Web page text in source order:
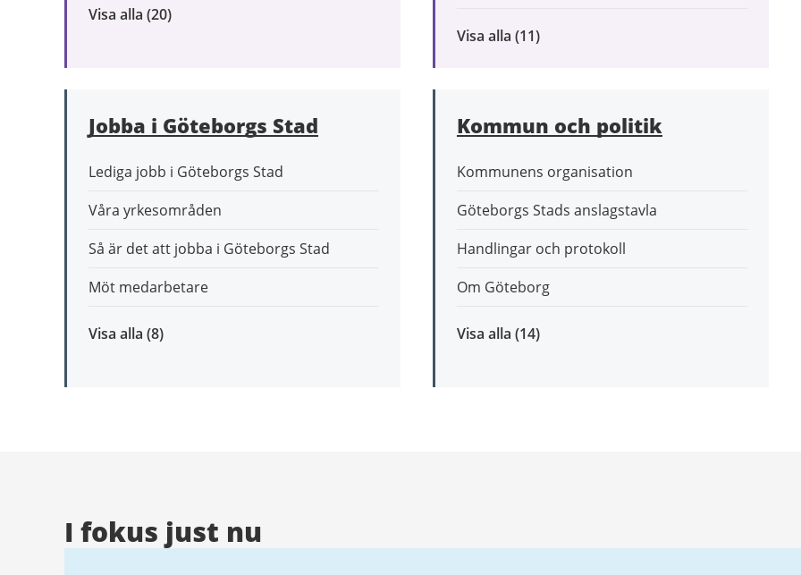
Visa alla inom
(20)
Visa alla inom
leva
hållbart
(11)
Jobba i Göteborgs Stad
Lediga jobb i Göteborgs Stad
Våra yrkesområden
Så är det att jobba i Göteborgs Stad
Möt medarbetare
Visa alla inom
(8)
Kommun och politik
Kommunens organisation
Göteborgs Stads anslagstavla
Handlingar och protokoll
Om Göteborg
Visa alla inom
(14)
I fokus just nu